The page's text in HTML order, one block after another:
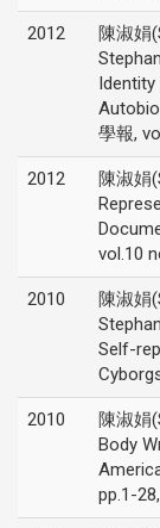
2012
陳淑娟
Identity
學報,
2012
陳淑娟
vol.10
2010
陳淑娟
Self-
2010
陳淑娟
Body
pp.1-